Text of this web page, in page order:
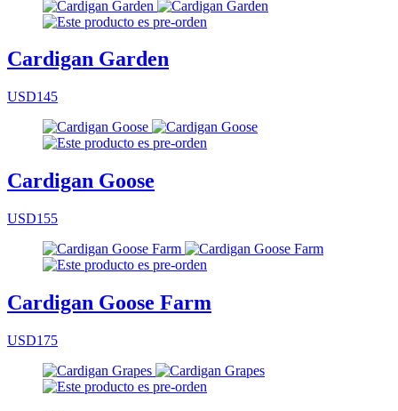
Cardigan Garden
USD145
Cardigan Goose
USD155
Cardigan Goose Farm
USD175